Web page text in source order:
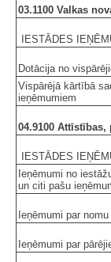
03.1100 Valkas
IESTĀDES
Dotācija no
Vispārējā kārtībā
ieņēmumiem
04.9100
IESTĀDES
Ieņēmumi no
un citi pašu
Ieņēmumi par
Ieņēmumi par